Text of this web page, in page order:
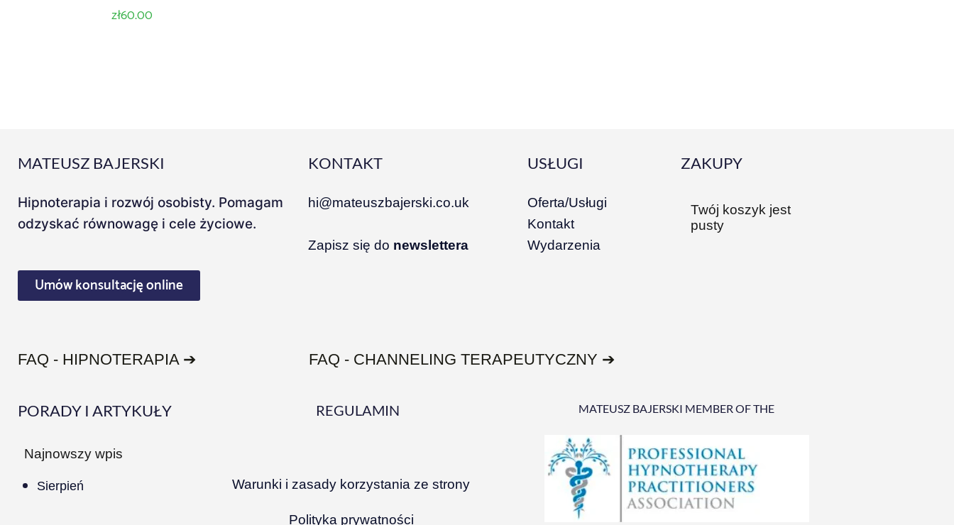
l
Oceniono
5.00
zł60.00
MATEUSZ BAJERSKI
Hipnoterapia i rozwój osobisty. Pomagam
odzyskać równowagę i cele życiowe.
Umów konsultację online
KONTAKT
hi@mateuszbajerski.co.uk
Zapisz się do newslettera
USŁUGI
Oferta/Usługi
Kontakt
Wydarzenia
ZAKUPY
Twój koszyk jest
pusty
FAQ - HIPNOTERAPIA ➔ FAQ - CHANNELING TERAPEUTYCZNY ➔
PORADY I ARTYKUŁY
Najnowszy wpis
Sierpień
REGULAMIN
Warunki i zasady korzystania ze strony
Polityka prywatności
MATEUSZ BAJERSKI MEMBER OF THE